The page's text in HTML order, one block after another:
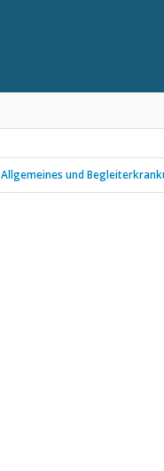
Allgemeines und